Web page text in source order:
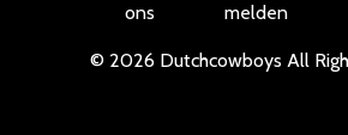
ons
melden
© 2026 Dutchcowboys All